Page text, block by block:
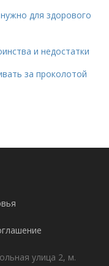
для здорового
и недостатки
за проколотой
улица 2, м.